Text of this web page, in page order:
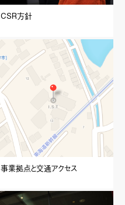
CSR方針
事業拠点と交通アクセス